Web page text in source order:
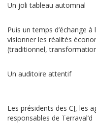
Un joli tableau automnal
Puis un temps d’échange
visionner les réalités
(traditionnel,
Un auditoire attentif
Les présidents des CJ, les
responsables de Terraval’d